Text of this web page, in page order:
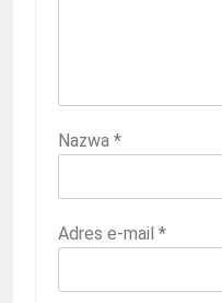
Nazwa *
Adres e-mail *